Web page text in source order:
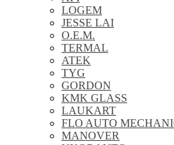
LOGEM
JESSE LAI
O.E.M.
TERMAL
ATEK
TYG
GORDON
KMK GLASS
LAUKART
FLO AUTO
MANOVER